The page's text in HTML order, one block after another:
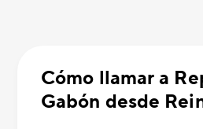
Cómo llamar a
Gabón desde